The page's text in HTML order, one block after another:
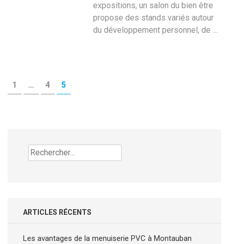
expositions, un salon du bien être
propose des stands variés autour
du développement personnel, de …
Pagination
des
PAGE
1 … PAGE
4 PAGE
5
Rechercher :
ARTICLES RÉCENTS
Les avantages de la menuiserie PVC à Montauban